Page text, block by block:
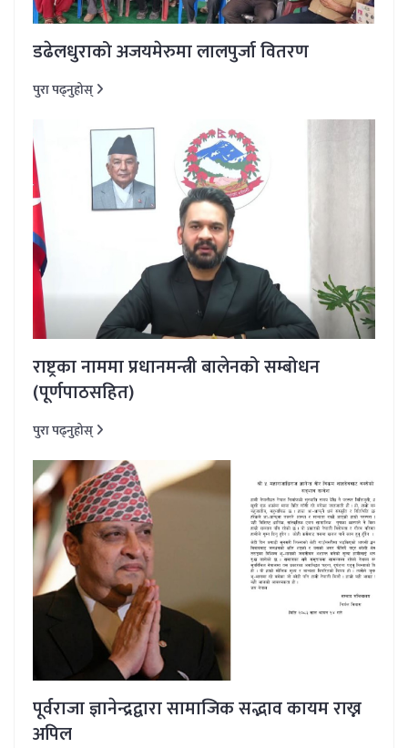
डढेलधुराको अजयमेरुमा लालपुर्जा वितरण
पुरा पढ्नुहोस्
राष्ट्रका नाममा प्रधानमन्त्री बालेनको सम्बोधन
(पूर्णपाठसहित)
पुरा पढ्नुहोस्
पूर्वराजा ज्ञानेन्द्रद्वारा सामाजिक सद्भाव कायम राख्न
अपिल